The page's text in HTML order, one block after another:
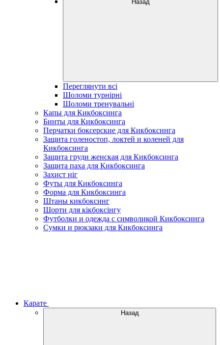
Назад
Переглянути всі
Шоломи турнірні
Шоломи тренувальні
Капы для Кикбоксинга
Бинты для Кикбоксинга
Перчатки боксерские для Кикбоксинга
Защита голеностоп, локтей и коленей для
Кикбоксинга
Защита груди женская для Кикбоксинга
Защита паха для Кикбоксинга
Захист ніг
Футы для Кикбоксинга
Форма для Кикбоксинга
Штаны кикбоксинг
Шорти для кікбоксінгу
Футболки и одежда с символикой Кикбоксинга
Сумки и рюкзаки для Кикбоксинга
Карате
Назад